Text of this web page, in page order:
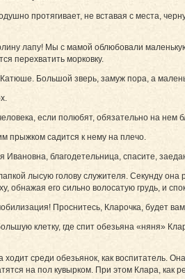
протягивает, не вставая с места,
лапу! Мы с мамой облюбовали
перехватить морковку.
Большой зверь, замуж пора, а
если полюбят, обязательно на нем
прыжком садится к нему на плечо.
благодетельница, спасите,
лысую голову служителя. Секунду она
обнажая его сильно волосатую грудь, и
Проснитесь, Кларочка, будет
клетку, где спит обезьяна «няня»
среди обезьянок, как воспитатель.
на пол кувырком. При этом Клара, как